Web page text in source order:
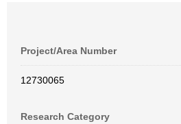
Project/Area Number
12730065
Research Category